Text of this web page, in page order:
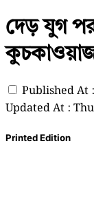
দেড় যুগ পর
Published At
Updated At :
Printed Edition